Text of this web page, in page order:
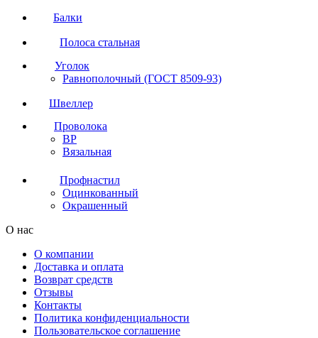
Балки
Полоса стальная
Уголок
Равнополочный (ГОСТ 8509-93)
Швеллер
Проволока
ВР
Вязальная
Профнастил
Оцинкованный
Окрашенный
О нас
О компании
Доставка и оплата
Возврат средств
Отзывы
Контакты
Политика конфиденциальности
Пользовательское соглашение